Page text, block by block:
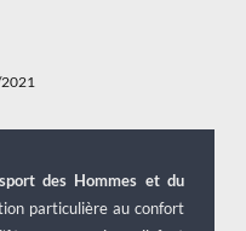
des Hommes et du
particulière au confort